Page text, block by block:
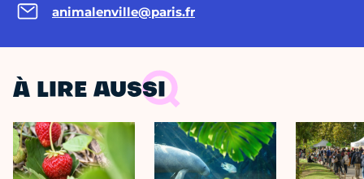
animalenville@paris.fr
À LIRE AUSSI